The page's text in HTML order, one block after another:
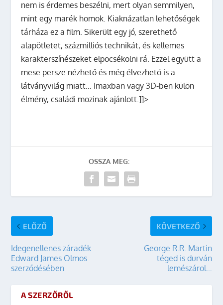
nem is érdemes beszélni, mert olyan semmilyen,
mint egy marék homok. Kiaknázatlan lehetőségek
tárháza ez a film. Sikerült egy jó, szerethető
alapötletet, százmilliós technikát, és kellemes
karakterszínészeket elpocsékolni rá. Ezzel együtt a
mese persze nézhető és még élvezhető is a
látványvilág miatt… Imaxban vagy 3D-ben külön
élmény, családi mozinak ajánlott.]]>
OSSZA MEG:
ELŐZŐ
Idegenellenes záradék
Edward James Olmos
szerződésében
KÖVETKEZŐ
George R.R. Martin
téged is durván
lemészárol…
A SZERZŐRŐL